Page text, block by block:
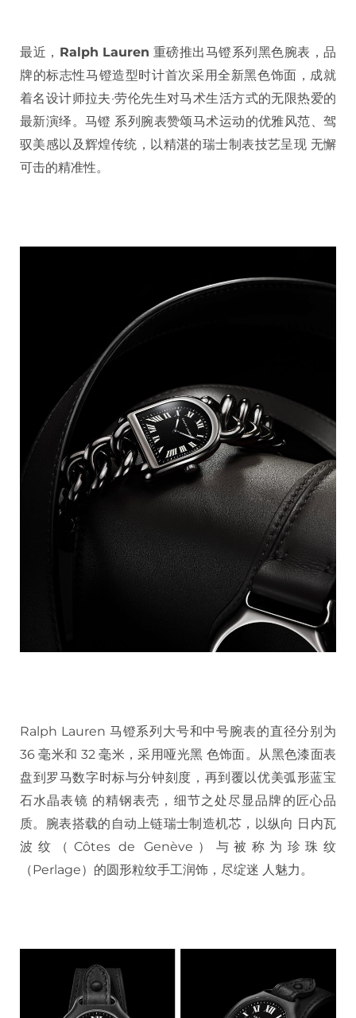
最近， Ralph Lauren 重磅推出马镫系列黑色腕表，品
牌的标志性马镫造型时计首次采用全新黑色饰面，成就
着名设计师拉夫·劳伦先生对马术生活方式的无限热爱的
最新演绎。马镫 系列腕表赞颂马术运动的优雅风范、驾
驭美感以及辉煌传统，以精湛的瑞士制表技艺呈现 无懈
可击的精准性。
Ralph Lauren 马镫系列大号和中号腕表的直径分别为
36 毫米和 32 毫米，采用哑光黑 色饰面。从黑色漆面表
盘到罗马数字时标与分钟刻度，再到覆以优美弧形蓝宝
石水晶表镜 的精钢表壳，细节之处尽显品牌的匠心品
质。腕表搭载的自动上链瑞士制造机芯，以纵向 日内瓦
波纹（Côtes de Genève）与被称为珍珠纹
（Perlage）的圆形粒纹手工润饰，尽绽迷 人魅力。